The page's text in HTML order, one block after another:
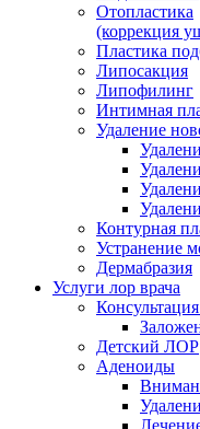
Отопластика
(коррекция
Пластика
Липосакция
Липофилинг
Интимная
Удаление
Контурная
Устранение
Дермабразия
Услуги лор врача
Детский ЛОР
Аденоиды